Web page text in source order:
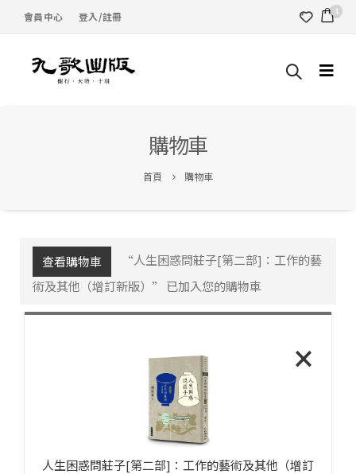
會員中心 登入/註冊 1
購物車
首頁 購物車
查看購物車
“人生困惑問莊子[第二部]：工作的藝
術及其他（增訂新版）” 已加入您的購物車
×
人生困惑問莊子[第二部]：工作的藝術及其他（增訂